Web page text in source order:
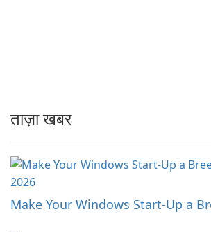
ताज़ा खबर
Make Your Windows Start-Up a